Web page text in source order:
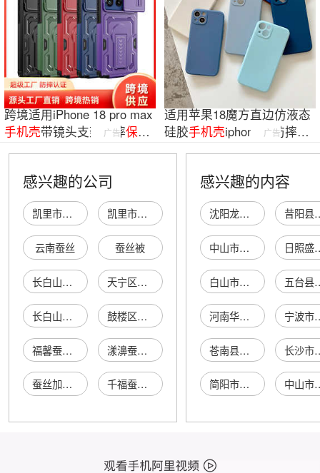
跨境适用iPhone 18 pro max
手机壳带镜头支架防摔保护
广告
适用苹果18魔方直边仿液态
硅胶手机壳iphone17防摔苹
广告
感兴趣的公司
凯里市蚕壳宝蚕丝鹅绒加工店 凯里市蚕中壳蚕丝制品加工店（个体工商户）
云南蚕丝 蚕丝被
长白山保护开发区池北金花蚕丝坊 天宁区红梅蚕丝宝贝蚕丝坊
长白山保护开发区池北迦南蚕丝家纺店 鼓楼区二姐蚕丝被店
福馨蚕丝被 漾濞蚕丝被
蚕丝加工店 千福蚕丝行
感兴趣的内容
沈阳龙鼎伟业商贸有限公司 昔阳
中山市小榄镇嘉禹百货商行 日照盛
白山市神农源生物科技有限公司 五台县
河南华杰环保工程有限公司 宁波市鄞
苍南县喜尚塑料制品厂 长沙市天心
简阳市三合镇利丰家庭农场 中山市花